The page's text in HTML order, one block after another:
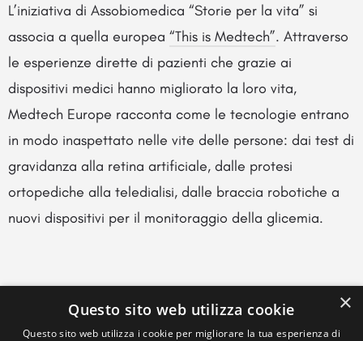
L’iniziativa di Assobiomedica “Storie per la vita” si
associa a quella europea “This is Medtech”. Attraverso
le esperienze dirette di pazienti che grazie ai
dispositivi medici hanno migliorato la loro vita,
Medtech Europe racconta come le tecnologie entrano
in modo inaspettato nelle vite delle persone: dai test di
gravidanza alla retina artificiale, dalle protesi
ortopediche alla teledialisi, dalle braccia robotiche a
nuovi dispositivi per il monitoraggio della glicemia.
×
Questo sito web utilizza cookie
Questo sito web utilizza i cookie per migliorare la tua esperienza di